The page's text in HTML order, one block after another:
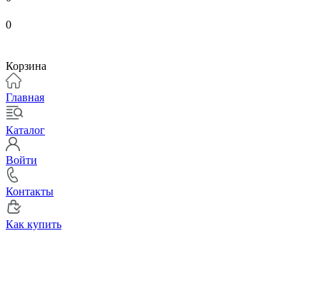
0
Корзина
Главная
Каталог
Войти
Контакты
Как купить